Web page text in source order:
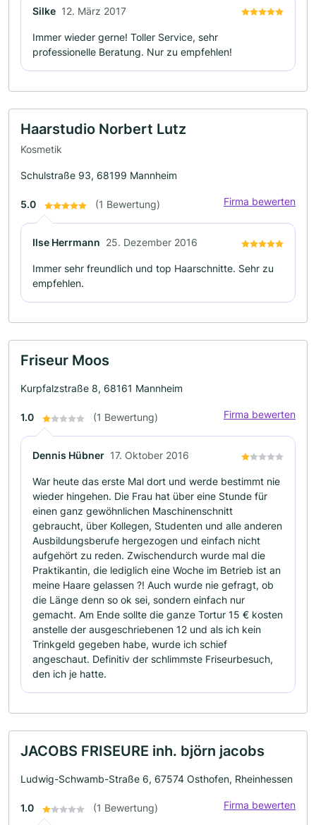
Silke 12. März 2017
Immer wieder gerne! Toller Service, sehr
professionelle Beratung. Nur zu empfehlen!
Haarstudio Norbert Lutz
Kosmetik
Schulstraße 93, 68199 Mannheim
5.0 (1 Bewertung) Firma bewerten
Ilse Herrmann 25. Dezember 2016
Immer sehr freundlich und top Haarschnitte. Sehr zu
empfehlen.
Friseur Moos
Kurpfalzstraße 8, 68161 Mannheim
1.0 (1 Bewertung) Firma bewerten
Dennis Hübner 17. Oktober 2016
War heute das erste Mal dort und werde bestimmt nie
wieder hingehen. Die Frau hat über eine Stunde für
einen ganz gewöhnlichen Maschinenschnitt
gebraucht, über Kollegen, Studenten und alle anderen
Ausbildungsberufe hergezogen und einfach nicht
aufgehört zu reden. Zwischendurch wurde mal die
Praktikantin, die lediglich eine Woche im Betrieb ist an
meine Haare gelassen ?! Auch wurde nie gefragt, ob
die Länge denn so ok sei, sondern einfach nur
gemacht. Am Ende sollte die ganze Tortur 15 € kosten
anstelle der ausgeschriebenen 12 und als ich kein
Trinkgeld gegeben habe, wurde ich schief
angeschaut. Definitiv der schlimmste Friseurbesuch,
den ich je hatte.
JACOBS FRISEURE inh. björn jacobs
Ludwig-Schwamb-Straße 6, 67574 Osthofen, Rheinhessen
1.0 (1 Bewertung) Firma bewerten